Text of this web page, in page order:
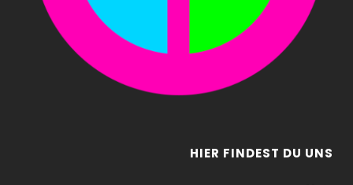
HIER FINDEST DU UNS